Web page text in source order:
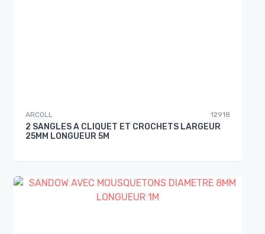
ARCOLL 12918
2 SANGLES A CLIQUET ET CROCHETS LARGEUR
25MM LONGUEUR 5M